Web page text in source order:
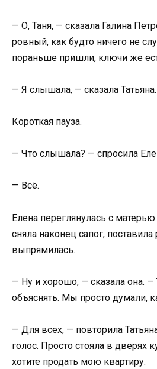
— О, Таня, — сказала Галина
ровный, как будто ничего не
пораньше пришли, ключи же
— Я слышала, — сказала Татьяна.
Короткая пауза.
— Что слышала? — спросила
— Всё.
Елена переглянулась с
сняла наконец сапог,
выпрямилась.
— Ну и хорошо, — сказала она. —
объяснять. Мы просто думали,
— Для всех, — повторила
голос. Просто стояла в дверях
хотите продать мою квартиру.